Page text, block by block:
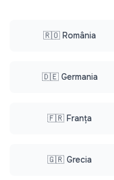
🇷🇴 România
🇩🇪 Germania
🇫🇷 Franța
🇬🇷 Grecia